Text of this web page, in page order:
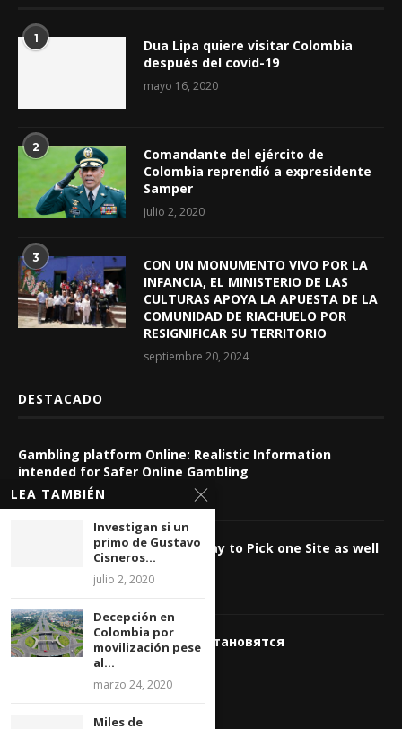
1
Dua Lipa quiere visitar Colombia
después del covid-19
mayo 16, 2020
2
Comandante del ejército de
Colombia reprendió a expresidente
Samper
julio 2, 2020
3
CON UN MONUMENTO VIVO POR LA
INFANCIA, EL MINISTERIO DE LAS
CULTURAS APOYA LA APUESTA DE LA
COMUNIDAD DE RIACHUELO POR
RESIGNIFICAR SU TERRITORIO
septiembre 20, 2024
DESTACADO
Gambling platform Online: Realistic Information
intended for Safer Online Gambling
agosto 6, 2026
Casino Internet-based: The way to Pick one Site as well
as Control Wagering Dangers
Почему виртуальные игры становятся
востребованнее
LEA TAMBIÉN
Investigan si un
primo de Gustavo
Cisneros...
julio 2, 2020
Decepción en
Colombia por
movilización pese
al...
marzo 24, 2020
Miles de